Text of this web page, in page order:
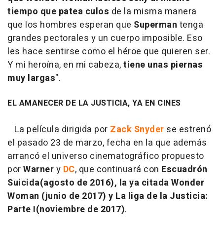
tiempo que patea culos de la misma manera
que los hombres esperan que Superman tenga
grandes pectorales y un cuerpo imposible. Eso
les hace sentirse como el héroe que quieren ser.
Y mi heroína, en mi cabeza,tiene unas piernas
muy largas".
EL AMANECER DE LA JUSTICIA, YA EN CINES
La película dirigida por Zack Snyder se estrenó
el pasado 23 de marzo, fecha en la que además
arrancó el universo cinematográfico propuesto
porWarnery DC, que continuará con Escuadrón
Suicida(agosto de 2016), la ya citada Wonder
Woman (junio de 2017) y La liga de la Justicia:
Parte I(noviembre de 2017).